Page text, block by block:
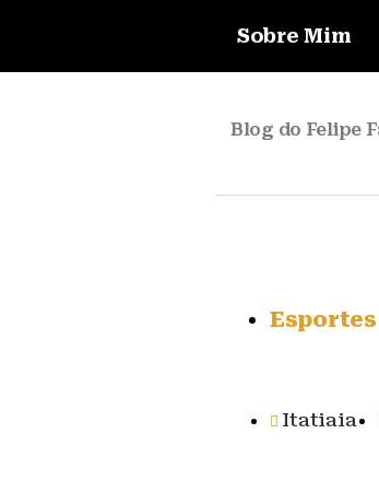
Sobre Mim
Blog do Felipe
Esportes
Itatiaia